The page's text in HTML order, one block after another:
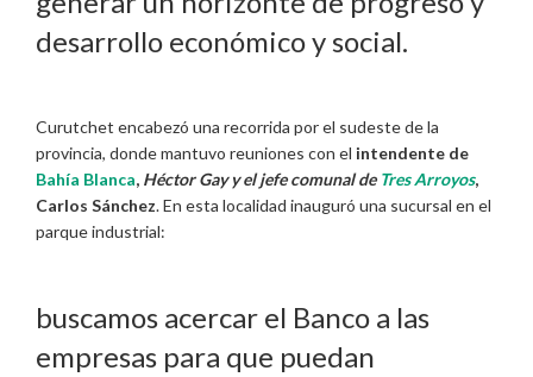
desarrollo económico y social.
Curutchet encabezó una recorrida por el sudeste de la
provincia, donde mantuvo reuniones con el intendente de
Bahía Blanca, Héctor Gay y el jefe comunal de Tres Arroyos,
Carlos Sánchez. En esta localidad inauguró una sucursal en el
parque industrial:
buscamos acercar el Banco a las
empresas para que puedan